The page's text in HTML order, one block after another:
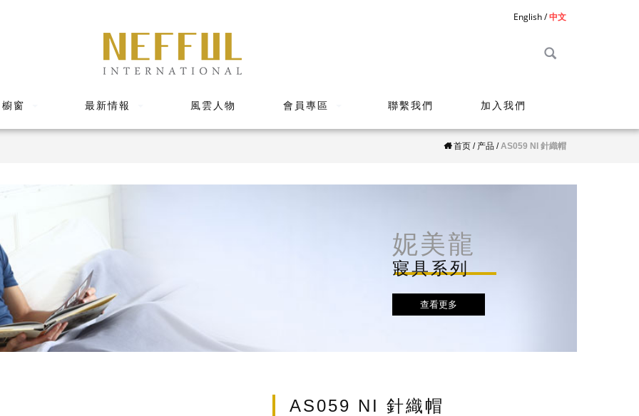
English 中文
窗 最新情報 風雲人物 會員專區 聯繫我們 加入我們
首页 / 产品 /AS059 NI 針織帽
妮美龍
寢具系列
查看更多
AS059 NI 針織帽